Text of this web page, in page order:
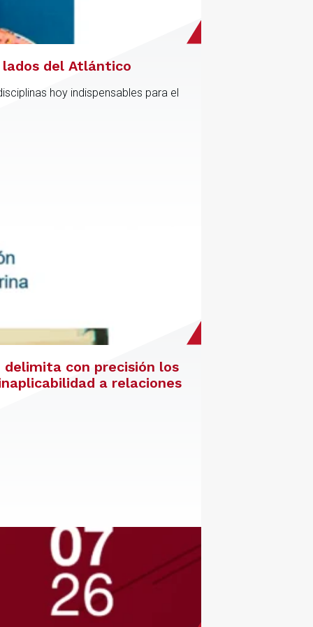
del Atlántico
hoy indispensables para el
con precisión los
a relaciones